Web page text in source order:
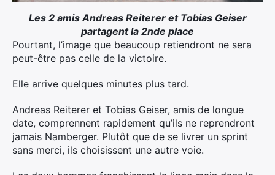
Les 2 amis Andreas Reiterer et Tobias Geiser
partagent la 2nde place
Pourtant, l’image que beaucoup retiendront ne sera
peut-être pas celle de la victoire.
Elle arrive quelques minutes plus tard.
Andreas Reiterer et Tobias Geiser, amis de longue
date, comprennent rapidement qu’ils ne reprendront
jamais Namberger. Plutôt que de se livrer un sprint
sans merci, ils choisissent une autre voie.